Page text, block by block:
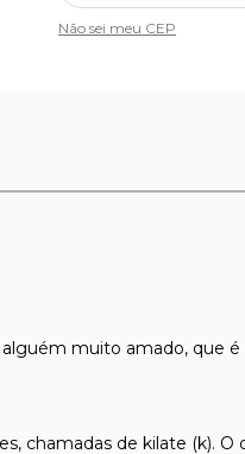
Não sei meu CEP
muito amado, que é
chamadas de kilate (k). O